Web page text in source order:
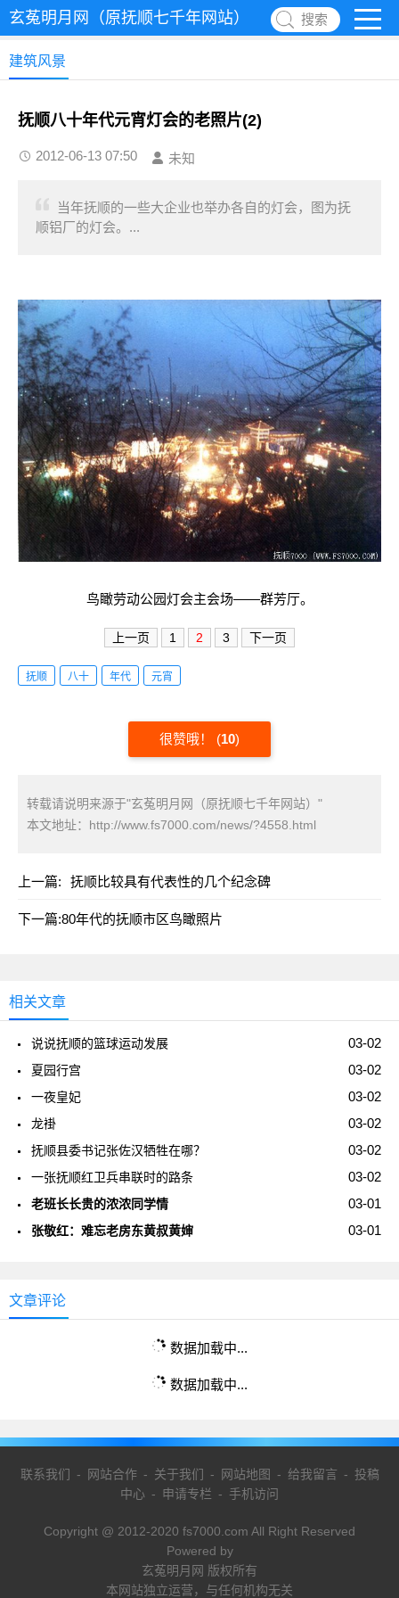
玄菟明月网（原抚顺七千年网站） 搜索
建筑风景
抚顺八十年代元宵灯会的老照片(2)
2012-06-13 07:50 未知
当年抚顺的一些大企业也举办各自的灯会，图为抚
顺铝厂的灯会。...
鸟瞰劳动公园灯会主会场——群芳厅。
上一页 1 2 3 下一页
抚顺 八十 年代 元宵
很赞哦！ (10)
转载请说明来源于"玄菟明月网（原抚顺七千年网站）"
本文地址： http://www.fs7000.com/news/?4558.html
上一篇: 抚顺比较具有代表性的几个纪念碑
下一篇:80年代的抚顺市区鸟瞰照片
相关文章
03-02
说说抚顺的篮球运动发展
03-02
夏园行宫
03-02
一夜皇妃
03-02
龙褂
03-02
抚顺县委书记张佐汉牺牲在哪？
03-02
一张抚顺红卫兵串联时的路条
03-01
老班长长贵的浓浓同学情
03-01
张敬红：难忘老房东黄叔黄婶
文章评论
数据加载中...
数据加载中...
联系我们 - 网站合作- 关于我们 - 网站地图 - 给我留言 - 投稿
中心 - 申请专栏 - 手机访问
Copyright @ 2012-2020 fs7000.com All Right Reserved
Powered by
玄菟明月网 版权所有
本网站独立运营，与任何机构无关